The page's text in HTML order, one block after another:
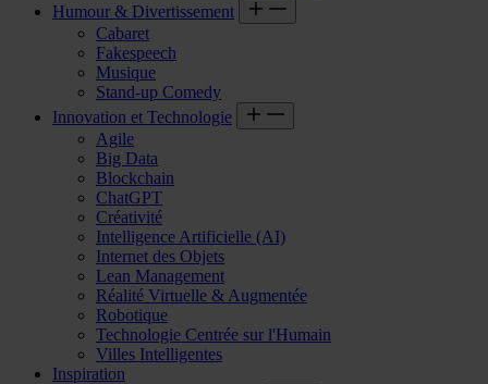
Humour & Divertissement
Cabaret
Fakespeech
Musique
Stand-up Comedy
Innovation et Technologie
Agile
Big Data
Blockchain
ChatGPT
Créativité
Intelligence Artificielle (AI)
Internet des Objets
Lean Management
Réalité Virtuelle & Augmentée
Robotique
Technologie Centrée sur l'Humain
Villes Intelligentes
Inspiration